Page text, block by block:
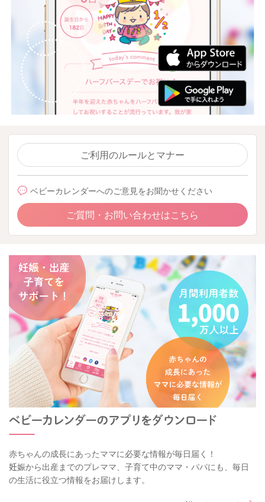
ご利用のルールとマナー
ベビーカレンダーへのご意見をお聞かせください
ご質問・お問い合わせはこちら
赤ちゃんの成長にあったママに必要な情報が毎日届く！
妊娠から出産までのプレママ、子育て中のママ・パパにも、毎日
の生活に役立つ情報をお届けします。